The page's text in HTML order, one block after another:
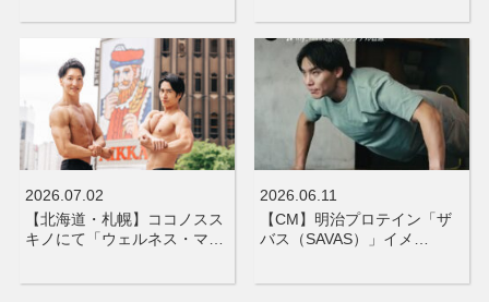
2026.07.02
【北海道・札幌】ココノスス
キノにて「ウェルネス・マ…
2026.06.11
【CM】明治プロテイン「ザ
バス（SAVAS）」イメ…